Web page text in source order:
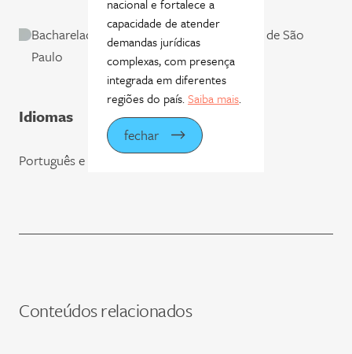
Bacharelado em Direito pela Universidade de São
Paulo
Idiomas
Português e inglês
Conteúdos relacionados
nacional e fortalece a
capacidade de atender
demandas jurídicas
complexas, com presença
integrada em diferentes
regiões do país.Saiba mais.
fechar